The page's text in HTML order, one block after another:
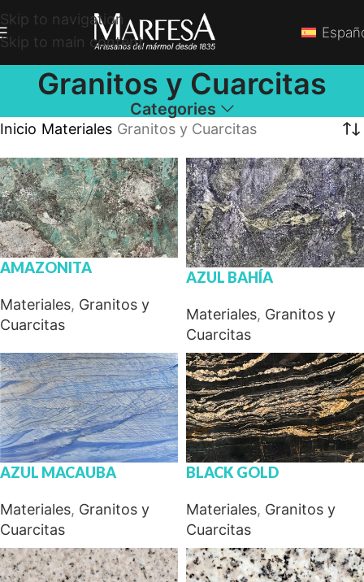
Skip to navigation
Skip to main content
Granitos y Cuarcitas
Categories
Inicio Materiales Granitos y Cuarcitas
AMAZONITA
Materiales, Granitos y
Cuarcitas
AZUL BAHÍA
Materiales, Granitos y
Cuarcitas
AZUL MACAUBA
Materiales, Granitos y
Cuarcitas
BLACK GOLD
Materiales, Granitos y
Cuarcitas